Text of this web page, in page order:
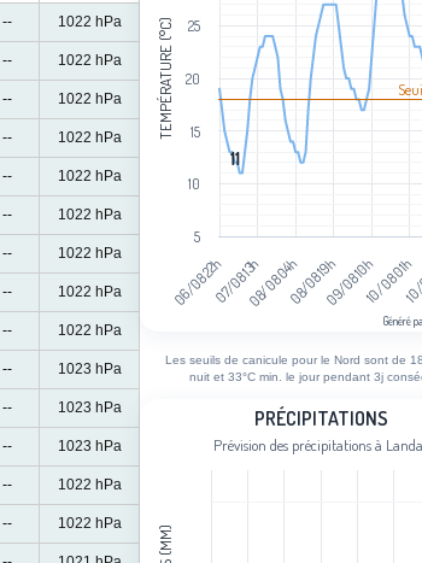
-- 1022 hPa
-- 1022 hPa
-- 1022 hPa
-- 1022 hPa
-- 1022 hPa
-- 1022 hPa
-- 1022 hPa
-- 1022 hPa
-- 1022 hPa
-- 1023 hPa
-- 1023 hPa
-- 1023 hPa
-- 1022 hPa
-- 1022 hPa
The chart has 1 Y axis displaying
TEMPÉRATURE (°C)
11
11
06/08 22h07/08 13h08/08 04h08/08 19h09/08 10h10/08 01h
5
10
15
20
25
Généré
Les seuils de canicule pour le Nord sont de
nuit et 33°C min. le jour pendant 3j
Bar chart with 107 bars.
The chart has 1 X axis displaying
PRÉCIPITATIONS
Prévision des précipitations à